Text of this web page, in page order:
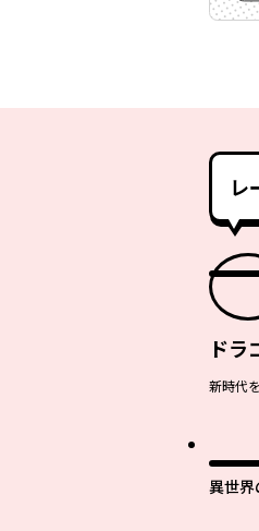
レ
ドラ
新時代
異世